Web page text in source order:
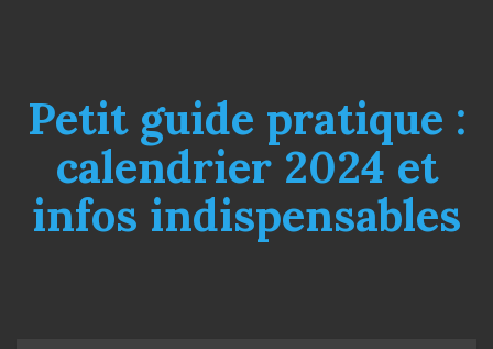
Petit guide pratique :
calendrier 2024 et
infos indispensables